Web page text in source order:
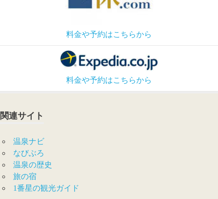
料金や予約はこちらから
料金や予約はこちらから
関連サイト
温泉ナビ
なびぶろ
温泉の歴史
旅の宿
1番星の観光ガイド